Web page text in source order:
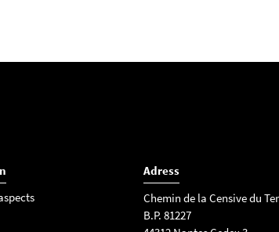
Adress
Chemin de la Censive du
B.P. 81227